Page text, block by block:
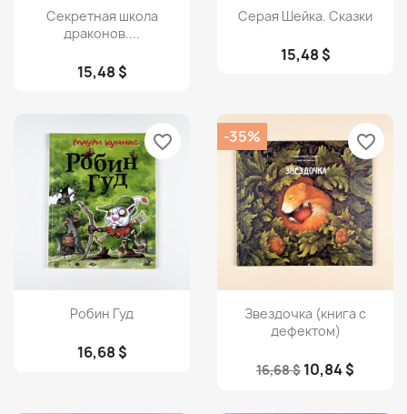
Просмотр
Секретная школа
драконов....
15,48 $
 Просмотр
Серая Шейка. Сказки
15,48 $
Просмотр
Робин Гуд
16,68 $
favorite_border
Просмотр
Звездочка (книга с
дефектом)
16,68 $ 10,84 $
-35% favorite_border